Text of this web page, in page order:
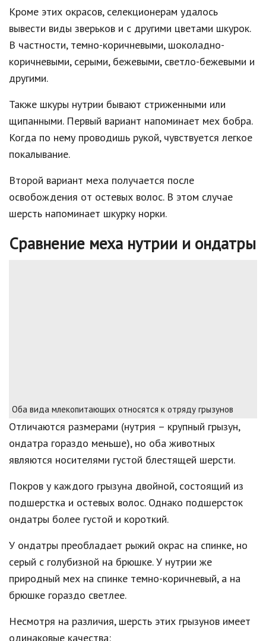
Кроме этих окрасов, селекционерам удалось
вывести виды зверьков и с другими цветами шкурок.
В частности, темно-коричневыми, шоколадно-
коричневыми, серыми, бежевыми, светло-бежевыми и
другими.
Также шкуры нутрии бывают стриженными или
щипанными. Первый вариант напоминает мех бобра.
Когда по нему проводишь рукой, чувствуется легкое
покалывание.
Второй вариант меха получается после
освобождения от остевых волос. В этом случае
шерсть напоминает шкурку норки.
Сравнение меха нутрии и ондатры
Оба вида млекопитающих относятся к отряду грызунов
Отличаются размерами (нутрия – крупный грызун,
ондатра гораздо меньше), но оба животных
являются носителями густой блестящей шерсти.
Покров у каждого грызуна двойной, состоящий из
подшерстка и остевых волос. Однако подшерсток
ондатры более густой и короткий.
У ондатры преобладает рыжий окрас на спинке, но
серый с голубизной на брюшке. У нутрии же
природный мех на спинке темно-коричневый, а на
брюшке гораздо светлее.
Несмотря на различия, шерсть этих грызунов имеет
одинаковые качества: